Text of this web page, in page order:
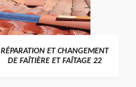
RÉPARATION ET CHANGEMENT
DE FAÎTIÈRE ET FAÎTAGE 22